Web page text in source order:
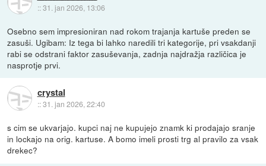
::31. jan 2026, 13:06
Osebno sem impresioniran nad rokom trajanja kartuše preden se
zasuši. Ugibam: Iz tega bi lahko naredili tri kategorije, pri vsakdanji
rabi se odstrani faktor zasuševanja, zadnja najdražja različica je
nasprotje prvi.
crystal
::31. jan 2026, 22:40
s cim se ukvarjajo. kupci naj ne kupujejo znamk ki prodajajo sranje
in lockajo na orig. kartuse. A bomo imeli prosti trg al pravilo za vsak
drekec?